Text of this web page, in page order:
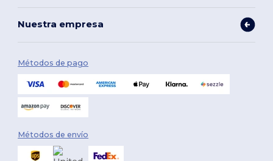
Nuestra empresa
Métodos de pago
Métodos de envío